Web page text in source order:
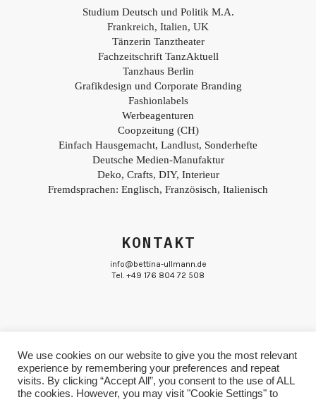
Studium Deutsch und Politik M.A.
Frankreich, Italien, UK
Tänzerin Tanztheater
Fachzeitschrift TanzAktuell
Tanzhaus Berlin
Grafikdesign und Corporate Branding
Fashionlabels
Werbeagenturen
Coopzeitung (CH)
Einfach Hausgemacht, Landlust, Sonderhefte
Deutsche Medien-Manufaktur
Deko, Crafts, DIY, Interieur
Fremdsprachen: Englisch, Französisch, Italienisch
KONTAKT
info@bettina-ullmann.de
Tel. +49 176 804 72 508
© Bettina UllmannImpressum & Datenschutz
We use cookies on our website to give you the most relevant
experience by remembering your preferences and repeat
visits. By clicking “Accept All”, you consent to the use of ALL
the cookies. However, you may visit "Cookie Settings" to